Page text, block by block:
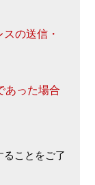
の送信・
あった場合
ことをご了